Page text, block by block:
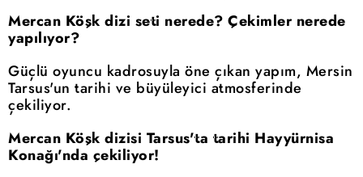
Mercan Köşk dizi seti nerede? Çekimler nerede
yapılıyor?
Güçlü oyuncu kadrosuyla öne çıkan yapım, Mersin
Tarsus'un tarihi ve büyüleyici atmosferinde
çekiliyor.
Mercan Köşk dizisi Tarsus'ta tarihi Hayyürnisa
Konağı'nda çekiliyor!